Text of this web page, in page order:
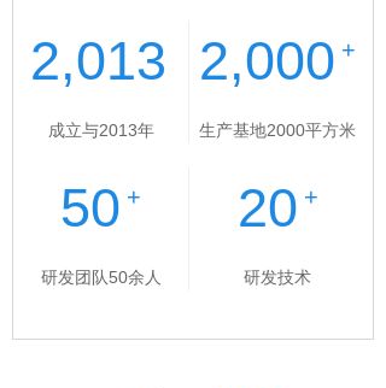
2,013
成立与2013年
2,000 +
生产基地2000平方米
50 +
研发团队50余人
20 +
研发技术